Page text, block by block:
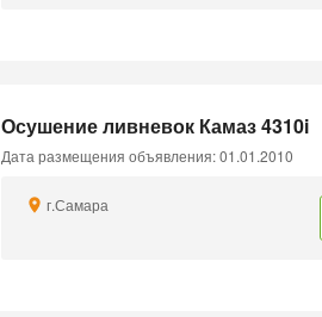
Осушение ливневок Камаз 4310i
Дата размещения объявления: 01.01.2010
г.Самара